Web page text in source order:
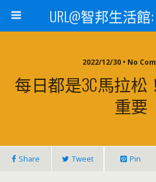
URL@智邦生活
2022/12/30 • No
每日都是3C馬拉松
重要
Share Tweet Pin